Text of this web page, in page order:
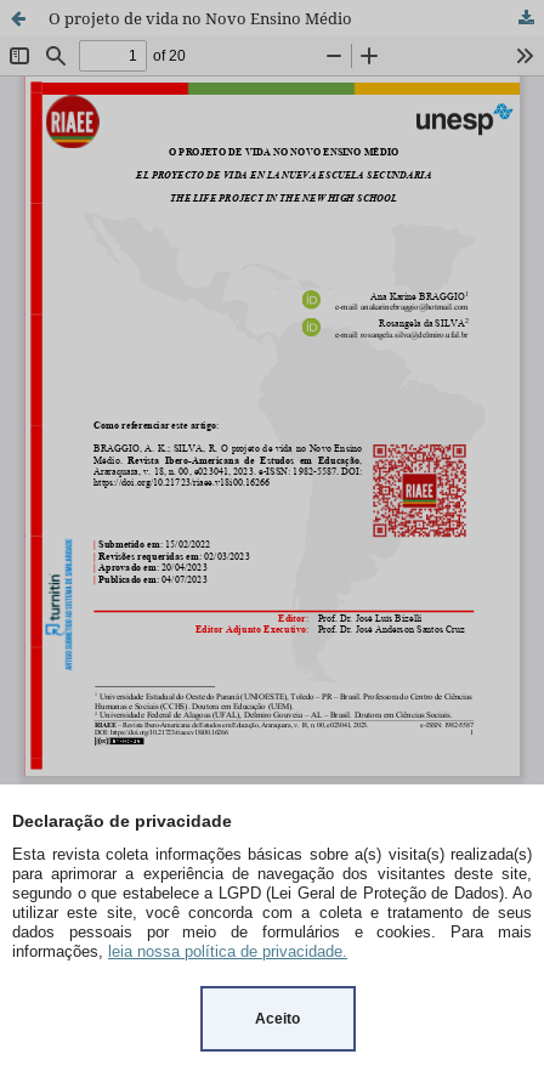
Declaração de privacidade
Esta revista coleta informações básicas sobre a(s) visita(s) realizada(s)
para aprimorar a experiência de navegação dos visitantes deste site,
segundo o que estabelece a LGPD (Lei Geral de Proteção de Dados). Ao
utilizar este site, você concorda com a coleta e tratamento de seus
dados pessoais por meio de formulários e cookies. Para mais
informações, leia nossa política de privacidade.
Aceito
O projeto de vida no Novo Ensino Médio